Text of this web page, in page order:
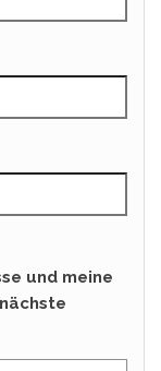
und meine